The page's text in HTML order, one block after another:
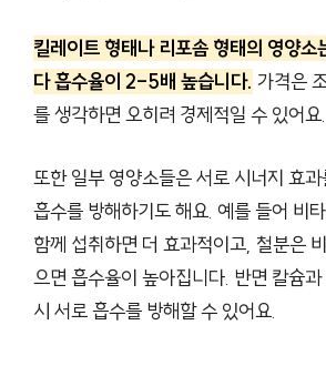
킬레이트 형태나 리포솜 형태의 영양소
다 흡수율이 2-5배 높습니다. 가격은
를 생각하면 오히려 경제적일 수 있어요.
또한 일부 영양소들은 서로 시너지 효
흡수를 방해하기도 해요. 예를 들어 비
함께 섭취하면 더 효과적이고, 철분은
으면 흡수율이 높아집니다. 반면 칼슘
시 서로 흡수를 방해할 수 있어요.